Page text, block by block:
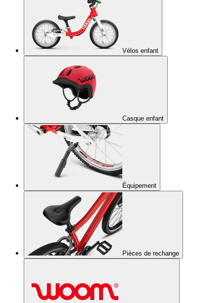
Vélos enfant
Casque enfant
Équipement
Pièces de rechange